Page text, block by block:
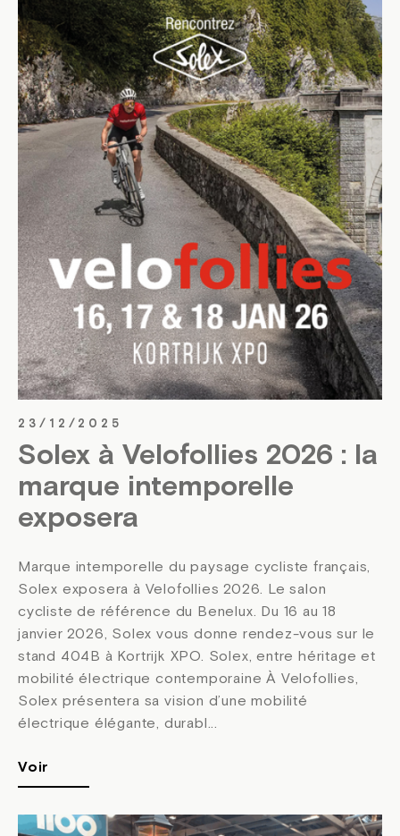
23/12/2025
Solex à Velofollies 2026 : la
marque intemporelle
exposera
Marque intemporelle du paysage cycliste français,
Solex exposera à Velofollies 2026. Le salon
cycliste de référence du Benelux. Du 16 au 18
janvier 2026, Solex vous donne rendez-vous sur le
stand 404B à Kortrijk XPO. Solex, entre héritage et
mobilité électrique contemporaine À Velofollies,
Solex présentera sa vision d’une mobilité
électrique élégante, durabl...
Voir